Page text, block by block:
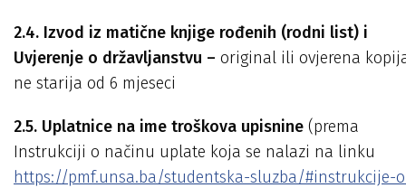
2.4. Izvod iz matične knjige rođenih (rodni list) i
Uvjerenje o državljanstvu – original ili ovjerena
ne starija od 6 mjeseci
2.5. Uplatnice na ime troškova upisnine (prema
Instrukciji o načinu uplate koja se nalazi na linku
https://pmf.unsa.ba/studentska-sluzba/#instrukcije-